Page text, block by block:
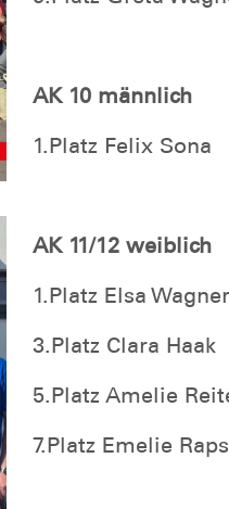
AK 10 männlich
1.Platz Felix Sona
AK 11/12 weiblich
1.Platz Elsa Wagner
3.Platz Clara Haak
5.Platz Amelie
7.Platz Emelie